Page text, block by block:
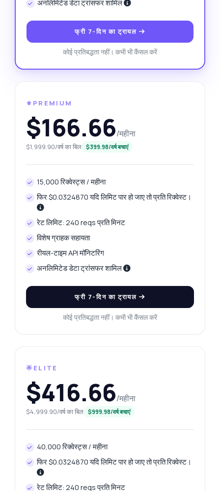
अनलिमिटेड डेटा ट्रांसफर शामिल
फ्री 7-दिन का ट्रायल
कोई प्रतिबद्धता नहीं। कभी भी कैंसल करें
⚜️PREMIUM
$166.66/महीना
$1,999.90/वर्ष का बिल $399.98/वर्ष बचाएं
15,000 रिक्वेस्ट्स / महीना
फिर $0.0324870 यदि लिमिट पार हो जाए तो प्रति रिक्वेस्ट।
रेट लिमिट: 240 reqs प्रति मिनट
विशेष ग्राहक सहायता
रीयल-टाइम API मॉनिटरिंग
अनलिमिटेड डेटा ट्रांसफर शामिल
फ्री 7-दिन का ट्रायल
कोई प्रतिबद्धता नहीं। कभी भी कैंसल करें
🌟ELITE
$416.66/महीना
$4,999.90/वर्ष का बिल $999.98/वर्ष बचाएं
40,000 रिक्वेस्ट्स / महीना
फिर $0.0324870 यदि लिमिट पार हो जाए तो प्रति रिक्वेस्ट।
रेट लिमिट: 240 reqs प्रति मिनट